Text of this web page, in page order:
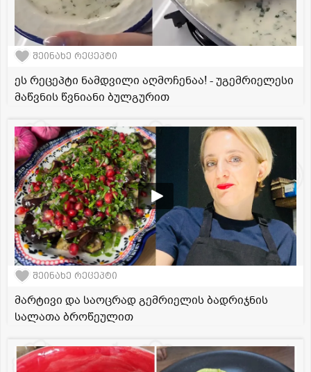
შეინახე რეცეპტი
ეს რეცეპტი ნამდვილი აღმოჩენაა! - უგემრიელესი
მაწვნის წვნიანი ბულგურით
შეინახე რეცეპტი
მარტივი და საოცრად გემრიელის ბადრიჯნის
სალათა ბროწეულით